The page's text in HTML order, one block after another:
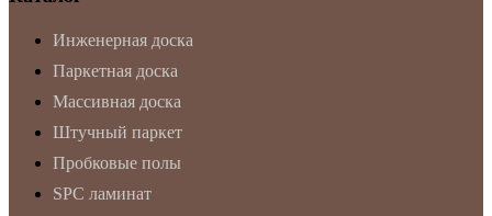
Инженерная доска
Паркетная доска
Массивная доска
Штучный паркет
Пробковые полы
SPC ламинат